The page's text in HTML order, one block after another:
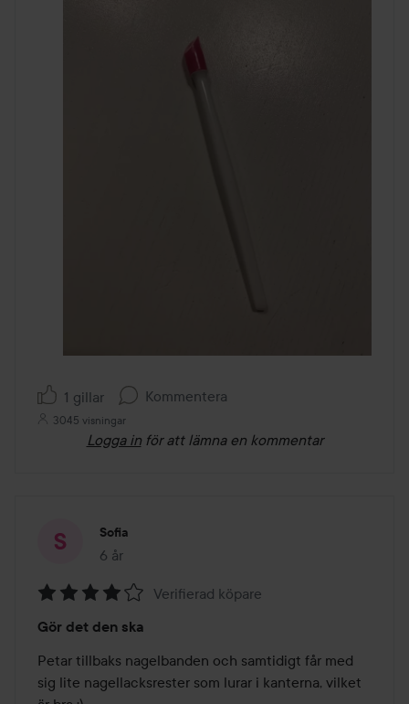
1 gillar Kommentera
3045 visningar
Logga in för att lämna en kommentar
Sofia
6 år
Inlägget skapades 6 år
4
av
5
Verifierad köpare
Gör det den ska
Petar tillbaks nagelbanden och samtidigt får med
sig lite nagellacksrester som lurar i kanterna, vilket